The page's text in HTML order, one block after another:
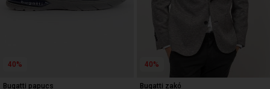
40%
Bugatti papucs
40%
Bugatti zakó